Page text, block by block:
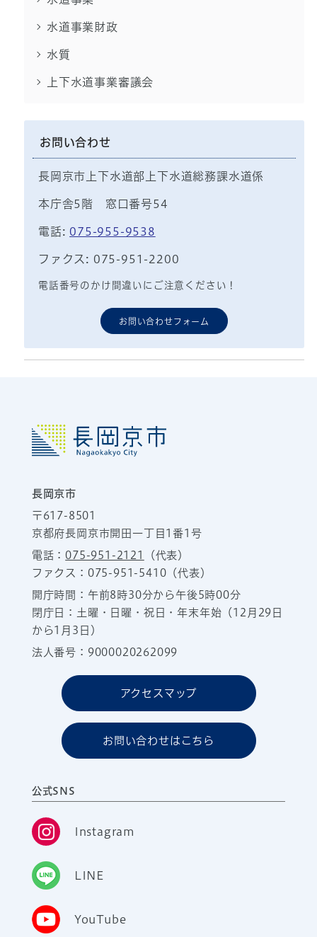
水道事業財政
水質
上下水道事業審議会
お問い合わせ
長岡京市上下水道部上下水道総務課水道係
本庁舎5階 窓口番号54
電話: 075-955-9538
ファクス: 075-951-2200
電話番号のかけ間違いにご注意ください！
お問い合わせフォーム
長岡京市
〒617-8501
京都府長岡京市開田一丁目1番1号
電話：075-951-2121
（代表）
ファクス：075-951-5410（代表）
開庁時間：午前8時30分から午後5時00分
閉庁日：土曜・日曜・祝日・年末年始（12月29日
から1月3日）
法人番号：9000020262099
アクセスマップ
お問い合わせはこちら
公式SNS
Instagram
LINE
YouTube